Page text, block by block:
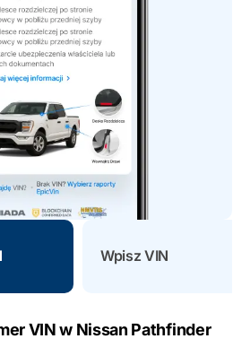
Wpisz VIN
VIN w Nissan Pathfinder